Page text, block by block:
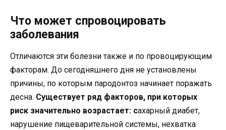
Что может спровоцировать
заболевания
Отличаются эти болезни также и по провоцирующим
факторам. До сегодняшнего дня не установлены
причины, по которым пародонтоз начинает поражать
десна. Существует ряд факторов, при которых
риск значительно возрастает: сахарный диабет,
нарушение пищеварительной системы, нехватка